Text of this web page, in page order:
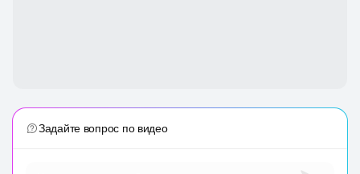
Задайте вопрос по видео